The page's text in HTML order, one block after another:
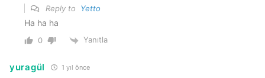
Reply to Yetto
Ha ha ha
0 Yanıtla
yuragül 1 yıl önce